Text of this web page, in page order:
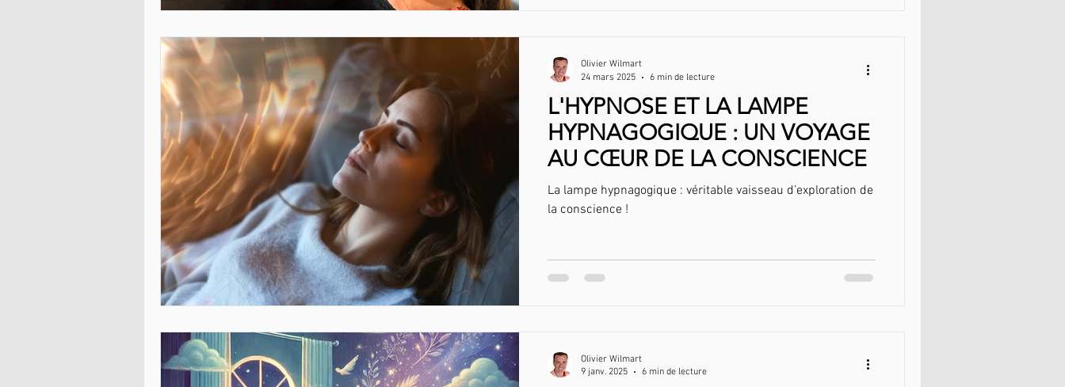
L'HYPNOSE ET LA LAMPE
HYPNAGOGIQUE : UN VOYAGE
AU CŒUR DE LA CONSCIENCE
La lampe hypnagogique : véritable vaisseau d’exploration de
la conscience !
Olivier Wilmart
24 mars 2025
6 min de lecture
Olivier Wilmart
9 janv. 2025
6 min de lecture